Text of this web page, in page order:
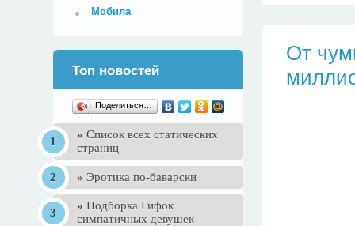
От
Мобила
Топ новостей
Поделиться…
» Список всех статических
страниц
» Эротика по-баварски
» Подборка Гифок
симпатичных девушек